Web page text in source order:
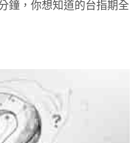
鐘，你想知道的台指期全